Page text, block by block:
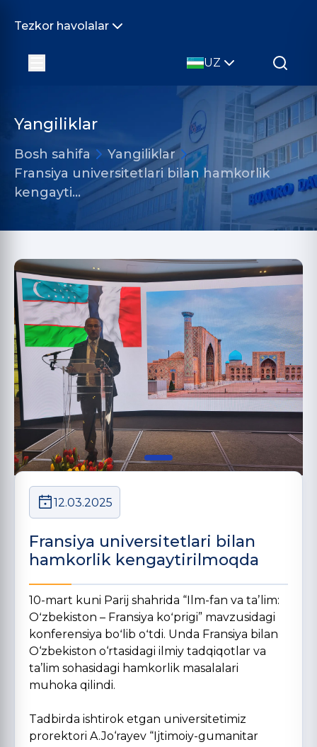
Tezkor havolalar
UZ
Yangiliklar
Bosh sahifa
Yangiliklar
Fransiya universitetlari bilan hamkorlik
kengayti…
12.03.2025
Fransiya universitetlari bilan
hamkorlik kengaytirilmoqda
10-mart kuni Parij shahrida “Ilm-fan va taʼlim:
Oʻzbekiston – Fransiya koʻprigi” mavzusidagi
konferensiya boʻlib oʻtdi. Unda Fransiya bilan
O‘zbekiston o‘rtasidagi ilmiy tadqiqotlar va
ta’lim sohasidagi hamkorlik masalalari
muhoka qilindi.
Tadbirda ishtirok etgan universitetimiz
prorektori A.Jo‘rayev “Ijtimoiy-gumanitar